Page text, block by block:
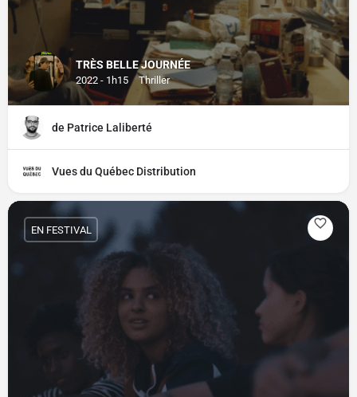
TRÈS BELLE JOURNÉE
2022 - 1h15 Thriller
de Patrice Laliberté
Vues du Québec Distribution
EN FESTIVAL